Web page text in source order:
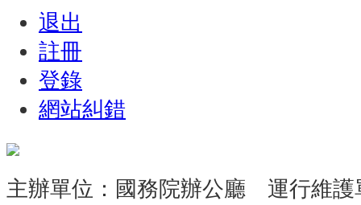
退出
註冊
登錄
網站糾錯
主辦單位：國務院辦公廳 運行維護